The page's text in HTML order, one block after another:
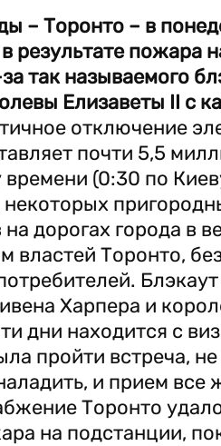
– Торонто – в
результате пожара
так называемого
Елизаветы II с
отключение
почти 5,5
(0:30 по
дорогах города в
властей Торонто,
Блэкаут
Харпера и
дни находится с
пройти встреча,
и прием
Торонто
на подстанции,